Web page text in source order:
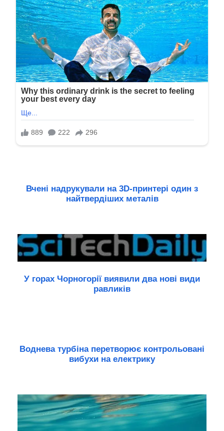
Вчені надрукували на 3D-принтері один з
найтвердіших металів
У горах Чорногорії виявили два нові види
равликів
Воднева турбіна перетворює контрольовані
вибухи на електрику